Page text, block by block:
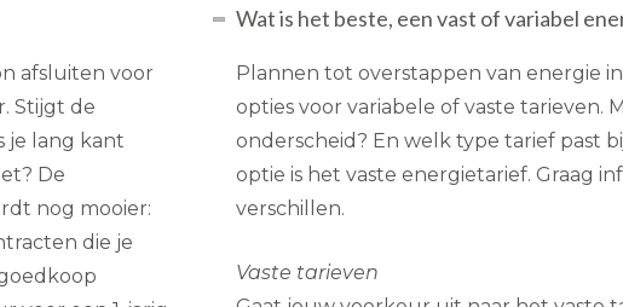
afsluiten voor
Stijgt de
je lang kant
De
nog mooier:
die je
Wat is het beste, een vast of variabel
Plannen tot overstappen van energie
opties voor variabele of vaste tarieven.
onderscheid? En welk type tarief past
optie is het vaste energietarief. Graag
verschillen.
Vaste tarieven